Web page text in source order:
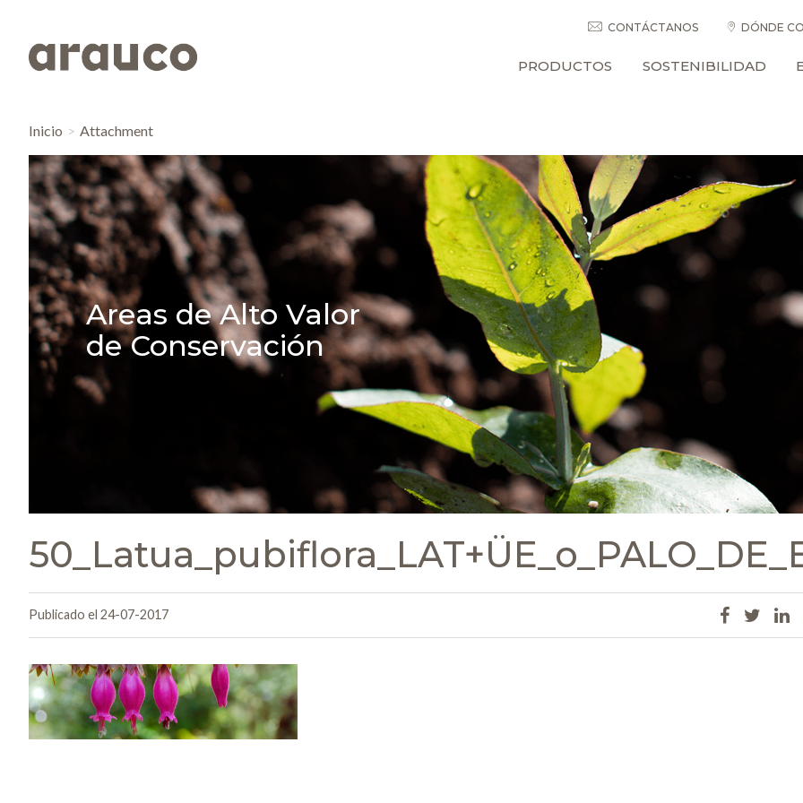
CONTÁCTANOS DÓNDE
PRODUCTOS SOSTENIBILIDAD
Inicio Attachment
Areas de Alto Valor
de Conservación
Publicado el 24-07-2017